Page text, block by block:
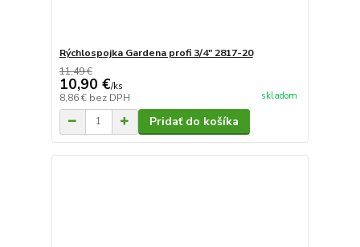
Rýchlospojka Gardena profi 3/4" 2817-20
11,49 €
10,90 €/ks
8,86 € bez DPH skladom
Pridať do košíka